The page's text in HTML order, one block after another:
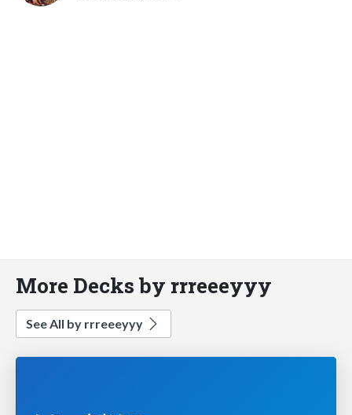
More Decks by rrreeeyyy
See All by rrreeeyyy